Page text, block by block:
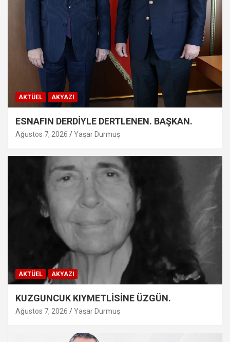
AKTÜEL AKYAZI
ESNAFIN DERDİYLE DERTLENEN. BAŞKAN.
Ağustos 7, 2026 Yaşar Durmuş
AKTÜEL AKYAZI
KUZGUNCUK KIYMETLİSİNE ÜZGÜN.
Ağustos 7, 2026 Yaşar Durmuş